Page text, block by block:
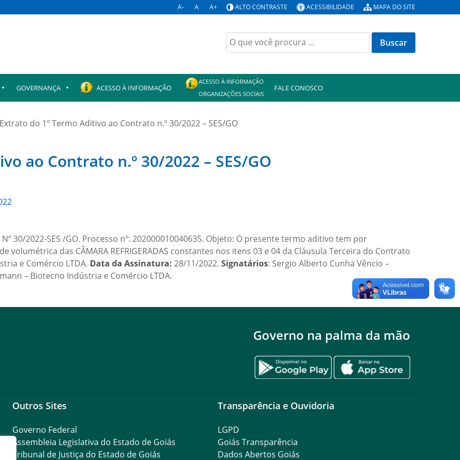
A- A A+ ALTO CONTRASTE ACESSIBILIDADE MAPA DO SITE
Buscar
por:
GOVERNANÇA ACESSO À INFORMAÇÃO
ACESSO À INFORMAÇÃO
ORGANIZAÇÕES SOCIAIS
FALE CONOSCO
Extrato do 1º Termo Aditivo ao Contrato n.º 30/2022 – SES/GO
ao Contrato n.º 30/2022 – SES/GO
Nº 30/2022-SES /GO. Processo nº: 202000010040635. Objeto: O presente termo aditivo tem por
volumétrica das CÂMARA REFRIGERADAS constantes nos itens 03 e 04 da Cláusula Terceira do Contrato
e Comércio LTDA. Data da Assinatura: 28/11/2022. Signatários: Sergio Alberto Cunha Vêncio –
– Biotecno Indústria e Comércio LTDA.
Governo na palma da mão
Outros Sites
Governo Federal
Assembleia Legislativa do Estado de Goiás
Tribunal de Justiça do Estado de Goiás
Transparência e Ouvidoria
LGPD
Goiás Transparência
Dados Abertos Goiás